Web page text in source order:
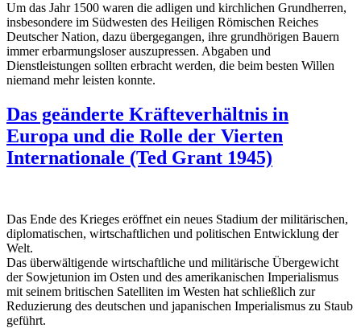
Um das Jahr 1500 waren die adligen und kirchlichen Grundherren,
insbesondere im Südwesten des Heiligen Römischen Reiches
Deutscher Nation, dazu übergegangen, ihre grundhörigen Bauern
immer erbarmungsloser auszupressen. Abgaben und
Dienstleistungen sollten erbracht werden, die beim besten Willen
niemand mehr leisten konnte.
Das geänderte Kräfteverhältnis in
Europa und die Rolle der Vierten
Internationale (Ted Grant 1945)
Das Ende des Krieges eröffnet ein neues Stadium der militärischen,
diplomatischen, wirtschaftlichen und politischen Entwicklung der
Welt.
Das überwältigende wirtschaftliche und militärische Übergewicht
der Sowjetunion im Osten und des amerikanischen Imperialismus
mit seinem britischen Satelliten im Westen hat schließlich zur
Reduzierung des deutschen und japanischen Im­perialismus zu Staub
geführt.